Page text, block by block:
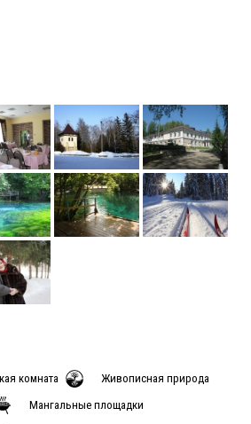
комната
Живописная природа
Мангальные площадки